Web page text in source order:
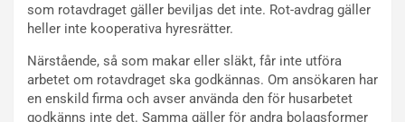
som rotavdraget gäller beviljas det inte. Rot-avdrag gäller
heller inte kooperativa hyresrätter.
Närstående, så som makar eller släkt, får inte utföra
arbetet om rotavdraget ska godkännas. Om ansökaren har
en enskild firma och avser använda den för husarbetet
godkänns inte det. Samma gäller för andra bolagsformer